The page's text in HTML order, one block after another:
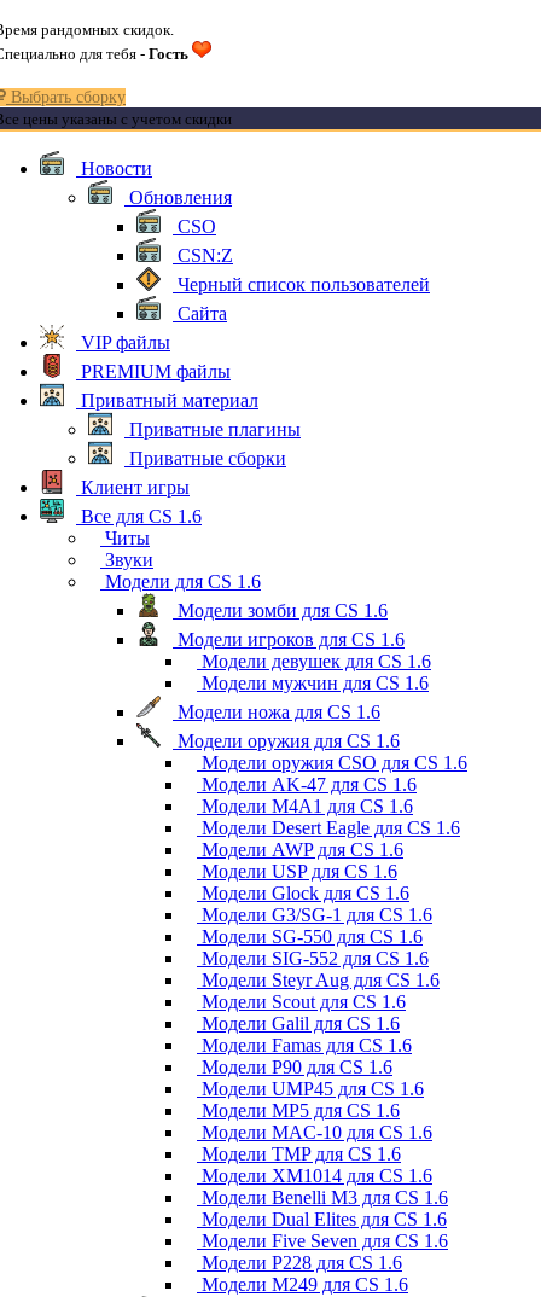
рандомных скидок.
для тебя - Гость
Выбрать сборку
цены указаны с учетом скидки
Новости
Обновления
CSO
CSN:Z
Черный список пользователей
Сайта
VIP файлы
PREMIUM файлы
Приватный материал
Приватные плагины
Приватные сборки
Клиент игры
Все для CS 1.6
Читы
Звуки
Модели для CS 1.6
Модели зомби для CS 1.6
Модели игроков для CS 1.6
Модели девушек для CS 1.6
Модели мужчин для CS 1.6
Модели ножа для CS 1.6
Модели оружия для CS 1.6
Модели оружия CSO для CS 1.6
Модели AK-47 для CS 1.6
Модели M4A1 для CS 1.6
Модели Desert Eagle для CS 1.6
Модели AWP для CS 1.6
Модели USP для CS 1.6
Модели Glock для CS 1.6
Модели G3/SG-1 для CS 1.6
Модели SG-550 для CS 1.6
Модели SIG-552 для CS 1.6
Модели Steyr Aug для CS 1.6
Модели Scout для CS 1.6
Модели Galil для CS 1.6
Модели Famas для CS 1.6
Модели P90 для CS 1.6
Модели UMP45 для CS 1.6
Модели MP5 для CS 1.6
Модели MAC-10 для CS 1.6
Модели TMP для CS 1.6
Модели XM1014 для CS 1.6
Модели Benelli M3 для CS 1.6
Модели Dual Elites для CS 1.6
Модели Five Seven для CS 1.6
Модели P228 для CS 1.6
Модели M249 для CS 1.6